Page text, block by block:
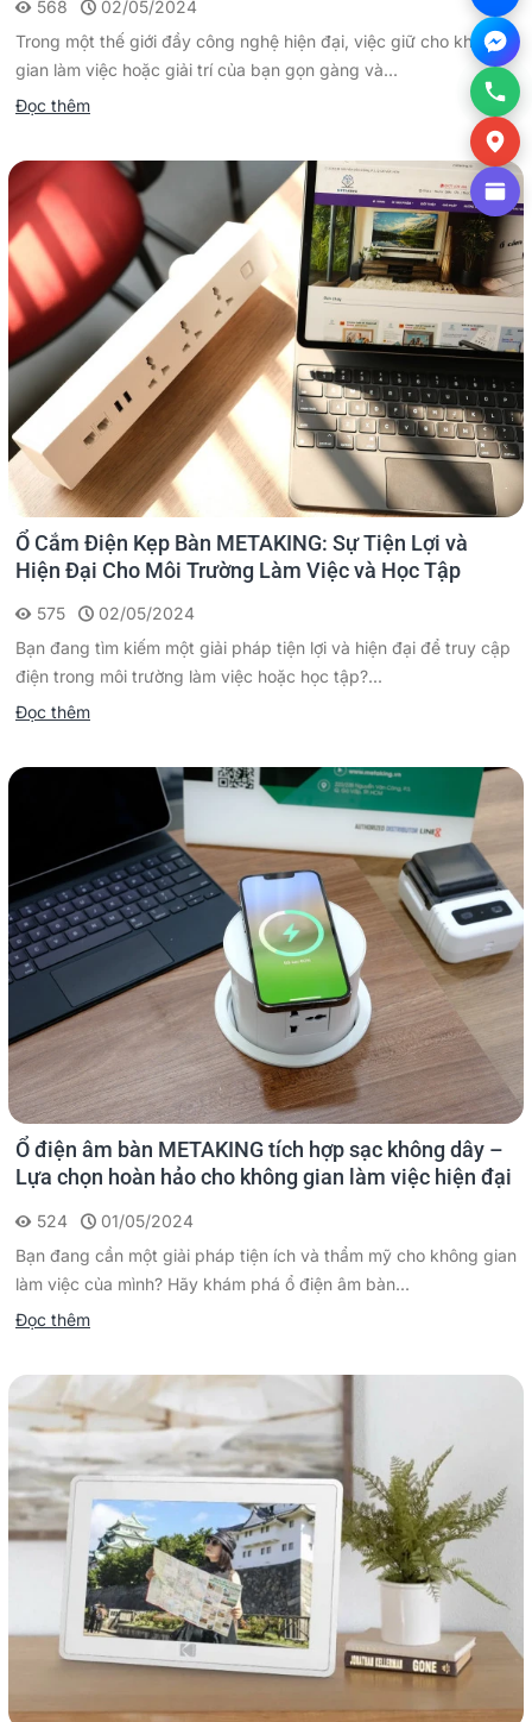
568
02/05/2024
Trong một thế giới đầy công nghệ hiện đại, việc giữ cho không
gian làm việc hoặc giải trí của bạn gọn gàng và...
Đọc thêm
Ổ Cắm Điện Kẹp Bàn METAKING: Sự Tiện Lợi và
Hiện Đại Cho Môi Trường Làm Việc và Học Tập
575
02/05/2024
Bạn đang tìm kiếm một giải pháp tiện lợi và hiện đại để truy cập
điện trong môi trường làm việc hoặc học tập?...
Đọc thêm
Ổ điện âm bàn METAKING tích hợp sạc không dây –
Lựa chọn hoàn hảo cho không gian làm việc hiện đại
524
01/05/2024
Bạn đang cần một giải pháp tiện ích và thẩm mỹ cho không gian
làm việc của mình? Hãy khám phá ổ điện âm bàn...
Đọc thêm